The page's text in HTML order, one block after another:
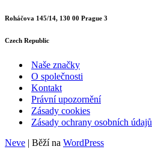
Roháčova 145/14, 130 00 Prague 3
Czech Republic
Naše značky
O společnosti
Kontakt
Právní upozornění
Zásady cookies
Zásady ochrany osobních údajů
Neve | Běží na WordPress